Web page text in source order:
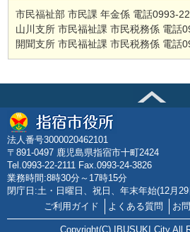
市民福祉部 市民課 年金係 電話0993-
山川支所 市民福祉課 市民税務係 電話
開聞支所 市民福祉課 市民税務係 電話
法人番号3000020462101
〒891-0497 鹿児島県指宿市十町2424
Tel.0993-22-2111 Fax.0993-24-3826
業務時間:8時30分～17時15分
閉庁日:土・日曜日、祝日、年末年始(12月
ご利用ガイド
よくある質問 お
Copyright(C) IBUSUKI City All